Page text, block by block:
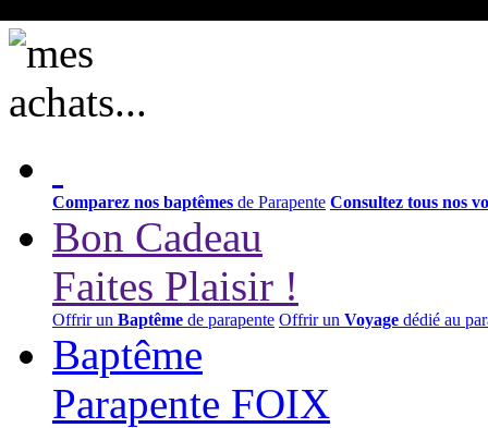
Comparez nos baptêmes de Parapente Consultez tous nos
Bon Cadeau
Faites Plaisir !
Offrir un Baptême de parapente Offrir un Voyage dédié au
Baptême
Parapente FOIX